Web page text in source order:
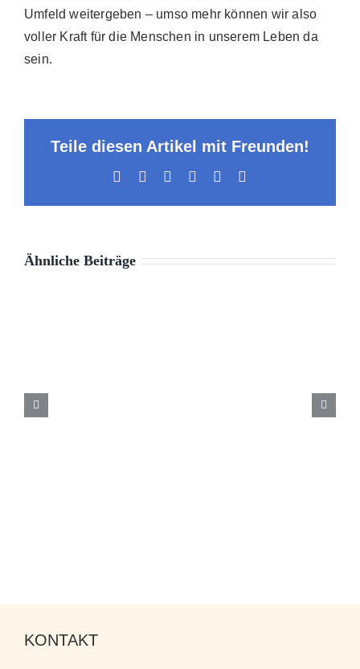
Umfeld weitergeben – umso mehr können wir also
voller Kraft für die Menschen in unserem Leben da
sein.
Teile diesen Artikel mit Freunden!
Facebook LinkedInWhatsApp
Pinterest
Ähnliche Beiträge
KONTAKT